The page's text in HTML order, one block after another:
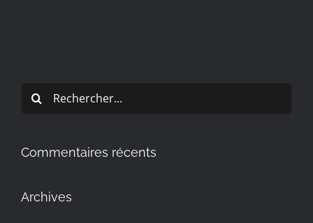
Rechercher:
Commentaires récents
Archives